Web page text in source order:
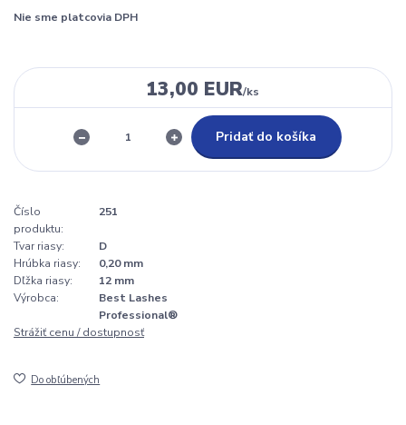
Nie sme platcovia DPH
13,00 EUR/ks
Pridať do košíka
Číslo
produktu:
251
Tvar riasy:
D
Hrúbka riasy:
0,20 mm
Dľžka riasy:
12 mm
Výrobca:
Best Lashes
Professional®
Strážiť cenu / dostupnosť
Do obľúbených